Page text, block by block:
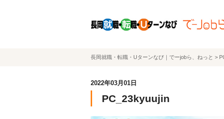
長岡就職・転職・Uターンなび｜でーjobら、ねっと >
2022年03月01日
PC_23kyuujin